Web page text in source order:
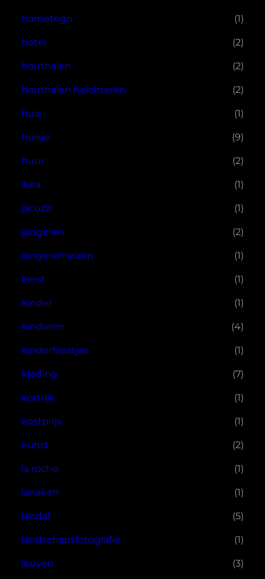
hometogo (1)
hotel (2)
houthalen (2)
houthalen helchteren (2)
huis (1)
huisje (9)
huur (2)
ikea (1)
jacuzzi (1)
jongeren (2)
jongerenreizen (1)
kerst (1)
kinder (1)
kinderen (4)
kinderfeestjes (1)
kleding (7)
kortrijk (1)
kostprijs (1)
kunst (2)
la roche (1)
lanaken (1)
landal (5)
landschapsfotografie (1)
leuven (3)